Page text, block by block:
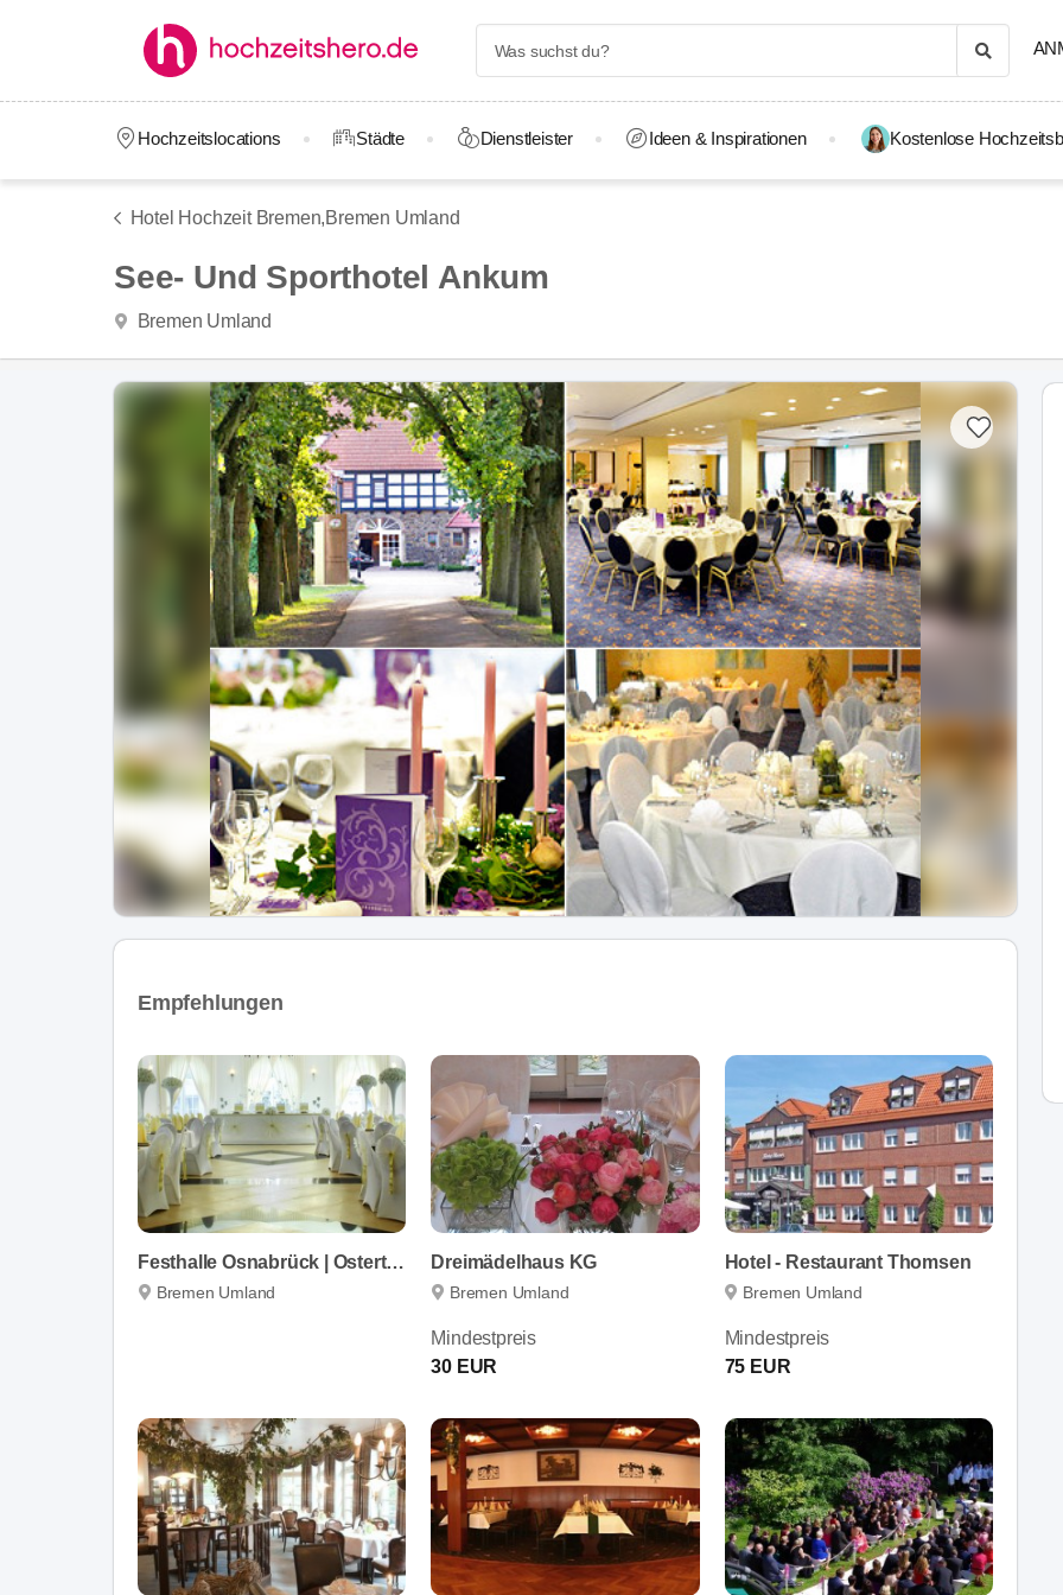
Hochzeitslocations Städte Dienstleister Ideen & Inspirationen Kostenlose
Hotel Hochzeit Bremen,Bremen Umland
See- Und Sporthotel Ankum
Bremen Umland
Empfehlungen
Festhalle Osnabrück | Ostertags Residenz Belm UG
Bremen Umland
Dreimädelhaus KG
Bremen Umland
Mindestpreis
30 EUR
Hotel - Restaurant Thomsen
Bremen Umland
Mindestpreis
75 EUR